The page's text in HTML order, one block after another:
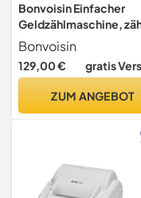
Bonvoisin Einfacher
Geldzählmaschine,
sortierte Nennwerte
Bonvoisin
129,00 € gratis
ZUM ANGEBOT